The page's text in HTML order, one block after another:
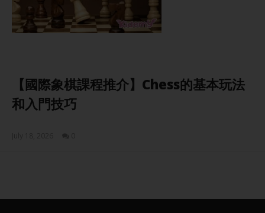
【國際象棋課程推介】Chess的基本玩法
和入門技巧